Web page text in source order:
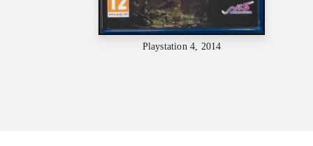
Playstation 4, 2014